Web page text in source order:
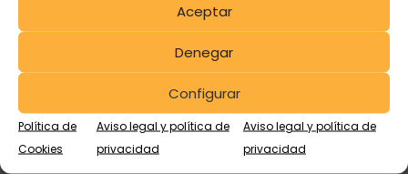
Aceptar
Denegar
Configurar
Política de
Cookies
Aviso legal y política de
privacidad
Aviso legal y política de
privacidad
Claves para elegir bidones
reacondicionados que cumplan
con tus necesidades